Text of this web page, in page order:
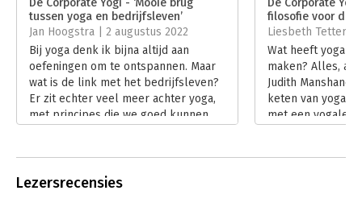
Hoofdrubriek: Persoonlijke effectiviteit
tussen yoga en bedrijfsleven’
Jan Hoogstra | 2 augustus 2022
Bij yoga denk ik bijna altijd aan
oefeningen om te ontspannen. Maar
wat is de link met het bedrijfsleven?
Er zit echter veel meer achter yoga,
met principes die we goed kunnen
10 principes uit voor een goede
filosofie voor de
Liesbeth Tettero
Wat heeft yoga
maken? Alles,
Judith
keten van
met een yogales
Lezersrecensies